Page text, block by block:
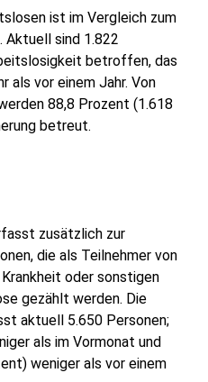
ist im Vergleich zum
Aktuell sind 1.822
betroffen, das
als vor einem Jahr. Von
88,8 Prozent (1.618
betreut.
zusätzlich zur
die als Teilnehmer von
oder sonstigen
gezählt werden. Die
aktuell 5.650 Personen;
als im Vormonat und
weniger als vor einem